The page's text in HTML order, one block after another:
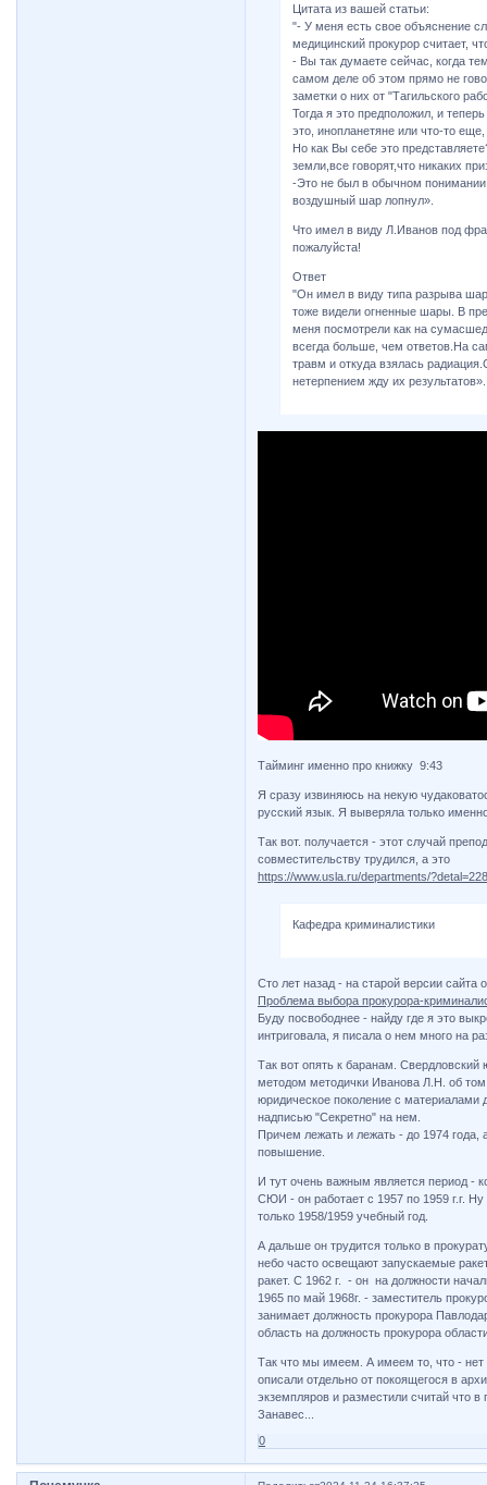
Цитата из вашей статьи:
"- У меня есть свое объяснение
медицинский прокурор считает,
- Вы так думаете сейчас, когда
самом деле об этом прямо не
заметки о них от "Тагильского
Тогда я это предположил, и
это, инопланетяне или что-то
Но как Вы себе это
земли,все говорят,что никаких
-Это не был в обычном
воздушный шар лопнул».
Что имел в виду Л.Иванов под
пожалуйста!
Ответ
"Он имел в виду типа разрыва
тоже видели огненные шары. В
меня посмотрели как на
всегда больше, чем ответов.На
травм и откуда взялась
нетерпением жду их результатов».
Тайминг именно про книжку 9:43
Я сразу извиняюсь на некую
русский язык. Я выверяла только
Так вот. получается - этот случай
совместительству трудился, а это
https://www.usla.ru/departments/
Кафедра криминалистики
Сто лет назад - на старой версии
Проблема выбора прокурора-
Буду посвободнее - найду где я это
интриговала, я писала о нем много на
Так вот опять к баранам. Свердловский
методом методички Иванова Л.Н. об
юридическое поколение с
надписью "Секретно" на нем.
Причем лежать и лежать - до 1974
повышение.
И тут очень важным является период -
СЮИ - он работает с 1957 по 1959 г.г.
только 1958/1959 учебный год.
А дальше он трудится только в
небо часто освещают запускаемые
ракет. С 1962 г. - он на должности
1965 по май 1968г. - заместитель
занимает должность прокурора
область на должность прокурора
Так что мы имеем. А имеем то, что - нет
описали отдельно от покоящегося в
экземпляров и разместили считай что
Занавес...
0